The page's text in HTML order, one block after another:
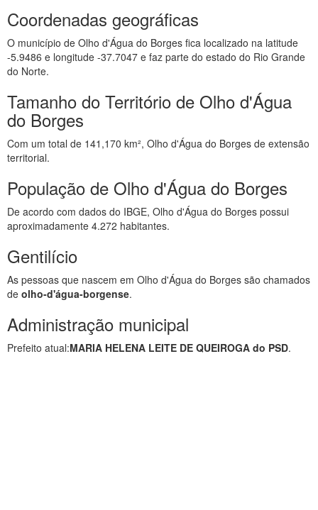
Coordenadas geográficas
O município de Olho d'Água do Borges fica localizado na latitude
-5.9486 e longitude -37.7047 e faz parte do estado do Rio Grande
do Norte.
Tamanho do Território de Olho d'Água
do Borges
Com um total de 141,170 km², Olho d'Água do Borges de extensão
territorial.
População de Olho d'Água do Borges
De acordo com dados do IBGE, Olho d'Água do Borges possui
aproximadamente 4.272 habitantes.
Gentilício
As pessoas que nascem em Olho d'Água do Borges são chamados
de olho-d'água-borgense.
Administração municipal
Prefeito atual:MARIA HELENA LEITE DE QUEIROGA do PSD.